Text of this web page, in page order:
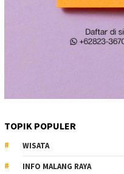
TOPIK POPULER
WISATA
INFO MALANG RAYA